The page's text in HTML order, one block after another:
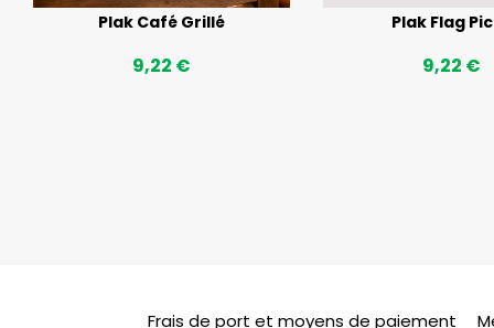
Plak Café Grillé
9,22 €
Plak Flag
9,22 €
Frais de port et moyens de paiement